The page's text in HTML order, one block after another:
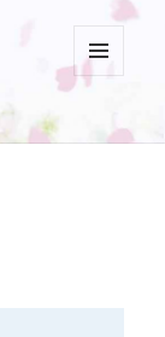
メニュ
ィジェ
ット